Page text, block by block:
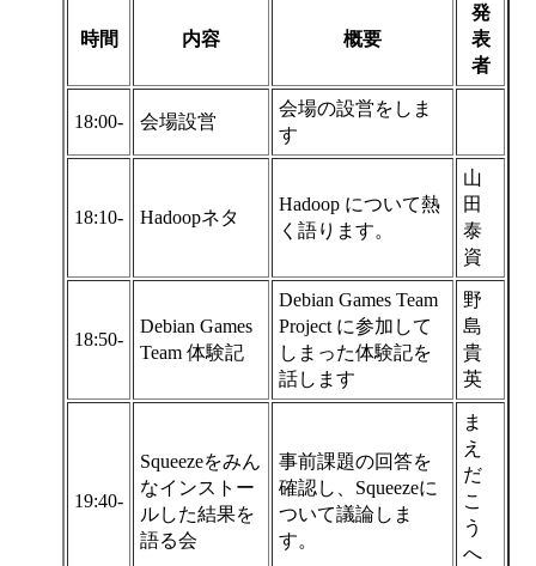
時間 内容 概要
発
表
者
18:00- 会場設営
会場の設営をしま
す
18:10- Hadoopネタ
Hadoop について熱
く語ります。
山
田
泰
資
18:50-
Debian Games
Team 体験記
Debian Games Team
Project に参加して
しまった体験記を
話します
野
島
貴
英
19:40-
Squeezeをみん
なインストー
ルした結果を
語る会
事前課題の回答を
確認し、Squeezeに
ついて議論しま
す。
ま
え
だ
こ
う
へ